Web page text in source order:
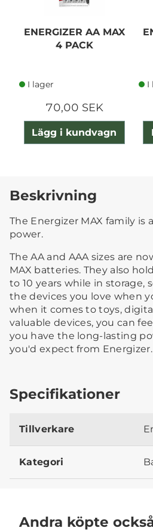
ENERGIZER AA MAX
4 PACK
I lager
70,00 SEK
Lägg i kundvagn
I
Beskrivning
The Energizer MAX family is
power.
The AA and AAA sizes are
MAX batteries. They also
to 10 years while in storage,
the devices you love when
when it comes to toys,
valuable devices, you can
you have the long-lasting
you'd expect from Energizer.
Specifikationer
Tillverkare
Kategori
Andra köpte